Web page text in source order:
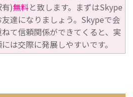
)無料と致します。まずはSkype
達になりましょう。Skypeで会
て信頼関係ができてくると、実
は交際に発展しやすいです。